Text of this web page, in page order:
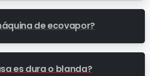
de ecovapor?
es dura o blanda?